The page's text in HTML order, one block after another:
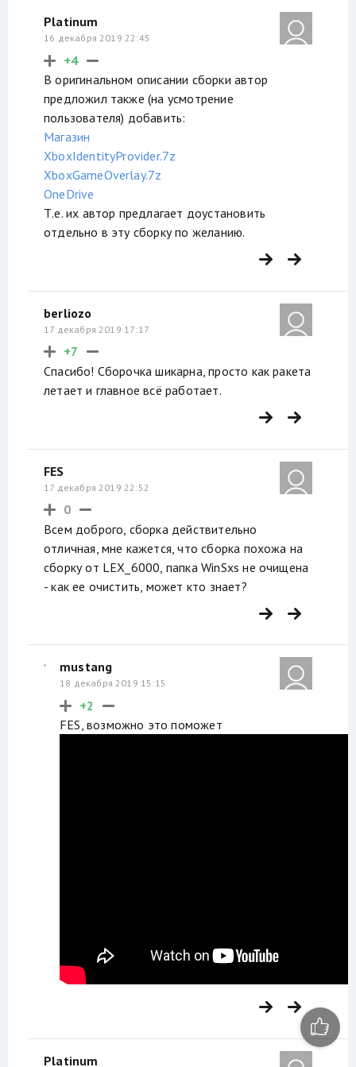
Platinum
16 декабря 2019 22:45
+4
В оригинальном описании сборки автор
предложил также (на усмотрение
пользователя) добавить:
Магазин
XboxIdentityProvider.7z
XboxGameOverlay.7z
OneDrive
Т.е. их автор предлагает доустановить
отдельно в эту сборку по желанию.
berliozo
17 декабря 2019 17:17
+7
Спасибо! Сборочка шикарна, просто как ракета
летает и главное всё работает.
FES
17 декабря 2019 22:52
0
Всем доброго, сборка действительно
отличная, мне кажется, что сборка похожа на
сборку от LEX_6000, папка WinSxs не очищена
- как ее очистить, может кто знает?
mustang
18 декабря 2019 15:15
+2
FES, возможно это поможет
Platinum